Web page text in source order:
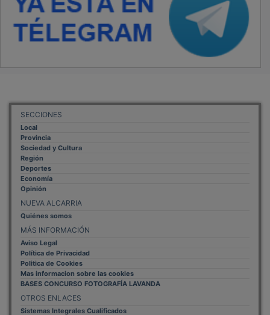
SECCIONES
Local
Provincia
Sociedad y Cultura
Región
Deportes
Economía
Opinión
NUEVA ALCARRIA
Quiénes somos
MÁS INFORMACIÓN
Aviso Legal
Política de Privacidad
Politica de Cookies
Mas informacion sobre las cookies
BASES CONCURSO FOTOGRAFÍA LAVANDA
OTROS ENLACES
Sistemas Integrales Cualificados
Entrada Bloggers